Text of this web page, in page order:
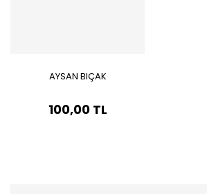
AYSAN BIÇAK
100,00 TL